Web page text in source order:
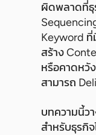
ผิดพลาดที่ธุ
Keyword ที่
สร้าง
หรือคาดหวั
สามารถ
บทความนี้ว
สำหรับธุรกิ